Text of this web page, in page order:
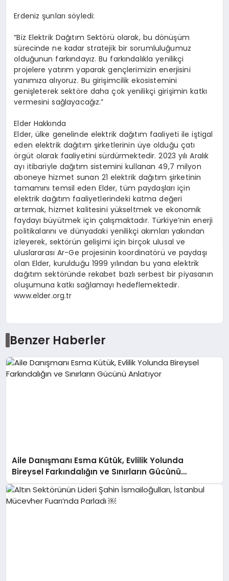
Erdeniz şunları söyledi:
“Biz Elektrik Dağıtım Sektörü olarak, bu dönüşüm
sürecinde ne kadar stratejik bir sorumluluğumuz
olduğunun farkındayız. Bu farkındalıkla yenilikçi
projelere yatırım yaparak gençlerimizin enerjisini
yanımıza alıyoruz. Bu girişimcilik ekosistemini
genişleterek sektöre daha çok yenilikçi girişimin katkı
vermesini sağlayacağız.”
Elder Hakkında
Elder, ülke genelinde elektrik dağıtım faaliyeti ile iştigal
eden elektrik dağıtım şirketlerinin üye olduğu çatı
örgüt olarak faaliyetini sürdürmektedir. 2023 yılı Aralık
ayı itibariyle dağıtım sistemini kullanan 49,7 milyon
aboneye hizmet sunan 21 elektrik dağıtım şirketinin
tamamını temsil eden Elder, tüm paydaşları için
elektrik dağıtım faaliyetlerindeki katma değeri
artırmak, hizmet kalitesini yükseltmek ve ekonomik
faydayı büyütmek için çalışmaktadır. Türkiye’nin enerji
politikalarını ve dünyadaki yenilikçi akımları yakından
izleyerek, sektörün gelişimi için birçok ulusal ve
uluslararası Ar-Ge projesinin koordinatörü ve paydaşı
olan Elder, kurulduğu 1999 yılından bu yana elektrik
dağıtım sektöründe rekabet bazlı serbest bir piyasanın
oluşumuna katkı sağlamayı hedeflemektedir.
www.elder.org.tr
Benzer Haberler
Aile Danışmanı Esma Kütük, Evlilik Yolunda
Bireysel Farkındalığın ve Sınırların Gücünü
Anlatıyor